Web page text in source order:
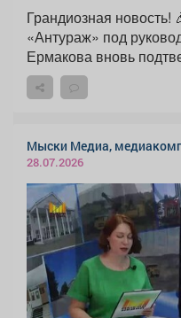
Грандиозная новость! 🎉 Театр
«Антураж» под
Ермакова вновь
Мыски Медиа,
28.07.2026